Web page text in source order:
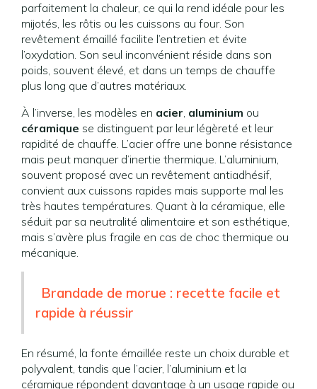
parfaitement la chaleur, ce qui la rend idéale pour les
mijotés, les rôtis ou les cuissons au four. Son
revêtement émaillé facilite l’entretien et évite
l’oxydation. Son seul inconvénient réside dans son
poids, souvent élevé, et dans un temps de chauffe
plus long que d’autres matériaux.
À l’inverse, les modèles en acier, aluminium ou
céramique se distinguent par leur légèreté et leur
rapidité de chauffe. L’acier offre une bonne résistance
mais peut manquer d’inertie thermique. L’aluminium,
souvent proposé avec un revêtement antiadhésif,
convient aux cuissons rapides mais supporte mal les
très hautes températures. Quant à la céramique, elle
séduit par sa neutralité alimentaire et son esthétique,
mais s’avère plus fragile en cas de choc thermique ou
mécanique.
Brandade de morue : recette facile et
rapide à réussir
En résumé, la fonte émaillée reste un choix durable et
polyvalent, tandis que l’acier, l’aluminium et la
céramique répondent davantage à un usage rapide ou